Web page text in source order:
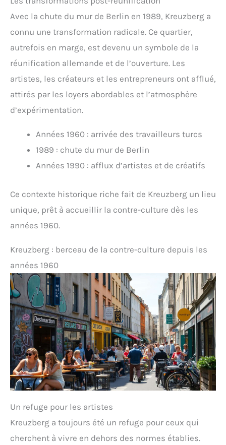
Avec la chute du mur de Berlin en 1989, Kreuzberg a
connu une transformation radicale. Ce quartier,
autrefois en marge, est devenu un symbole de la
réunification allemande et de l’ouverture. Les
artistes, les créateurs et les entrepreneurs ont afflué,
attirés par les loyers abordables et l’atmosphère
d’expérimentation.
Années 1960 : arrivée des travailleurs turcs
1989 : chute du mur de Berlin
Années 1990 : afflux d’artistes et de créatifs
Ce contexte historique riche fait de Kreuzberg un lieu
unique, prêt à accueillir la contre-culture dès les
années 1960.
Kreuzberg : berceau de la contre-culture depuis les
années 1960
Un refuge pour les artistes
Kreuzberg a toujours été un refuge pour ceux qui
cherchent à vivre en dehors des normes établies.